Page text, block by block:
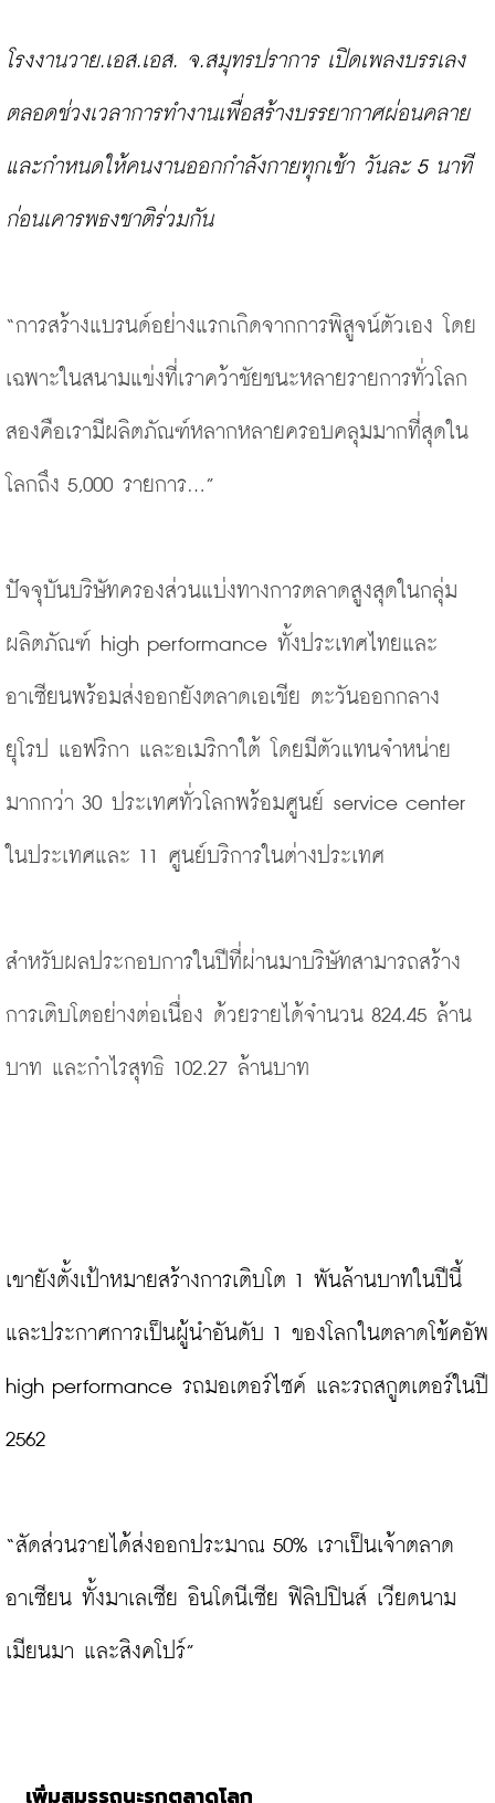
โรงงานวาย.เอส.เอส. จ.สมุทรปราการ เปิดเพลงบรรเลง
ตลอดช่วงเวลาการทำงานเพื่อสร้างบรรยากาศผ่อนคลาย
และกำหนดให้คนงานออกกำลังกายทุกเช้า วันละ 5 นาที
ก่อนเคารพธงชาติร่วมกัน
“การสร้างแบรนด์อย่างแรกเกิดจากการพิสูจน์ตัวเอง โดย
เฉพาะในสนามแข่งที่เราคว้าชัยชนะหลายรายการทั่วโลก
สองคือเรามีผลิตภัณฑ์หลากหลายครอบคลุมมากที่สุดใน
โลกถึง 5,000 รายการ...”
ปัจจุบันบริษัทครองส่วนแบ่งทางการตลาดสูงสุดในกลุ่ม
ผลิตภัณฑ์ high performance ทั้งประเทศไทยและ
อาเซียนพร้อมส่งออกยังตลาดเอเชีย ตะวันออกกลาง
ยุโรป แอฟริกา และอเมริกาใต้ โดยมีตัวแทนจำหน่าย
มากกว่า 30 ประเทศทั่วโลกพร้อมศูนย์ service center
ในประเทศและ 11 ศูนย์บริการในต่างประเทศ
สำหรับผลประกอบการในปีที่ผ่านมาบริษัทสามารถสร้าง
การเติบโตอย่างต่อเนื่อง ด้วยรายได้จำนวน 824.45 ล้าน
บาท และกำไรสุทธิ 102.27 ล้านบาท
เขายังตั้งเป้าหมายสร้างการเติบโต 1 พันล้านบาทในปีนี้
และประกาศการเป็นผู้นำอันดับ 1 ของโลกในตลาดโช้คอัพ
high performance รถมอเตอร์ไซค์ และรถสกูตเตอร์ในปี
2562
“สัดส่วนรายได้ส่งออกประมาณ 50% เราเป็นเจ้าตลาด
อาเซียน ทั้งมาเลเซีย อินโดนีเซีย ฟิลิปปินส์ เวียดนาม
เมียนมา และสิงคโปร์”
เพิ่มสมรรถนะรุกตลาดโลก